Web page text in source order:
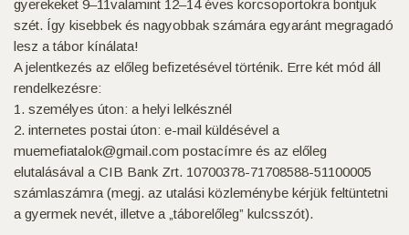
gyerekeket 9–11valamint 12–14 éves korcsoportokra bontjuk
szét. Így kisebbek és nagyobbak számára egyaránt megragadó
lesz a tábor kínálata!
A jelentkezés az előleg befizetésével történik. Erre két mód áll
rendelkezésre:
1. személyes úton: a helyi lelkésznél
2. internetes postai úton: e-mail küldésével a
muemefiatalok@gmail.com postacímre és az előleg
elutalásával a CIB Bank Zrt. 10700378-71708588-51100005
számlaszámra (megj. az utalási közleménybe kérjük feltüntetni
a gyermek nevét, illetve a „táborelőleg” kulcsszót).